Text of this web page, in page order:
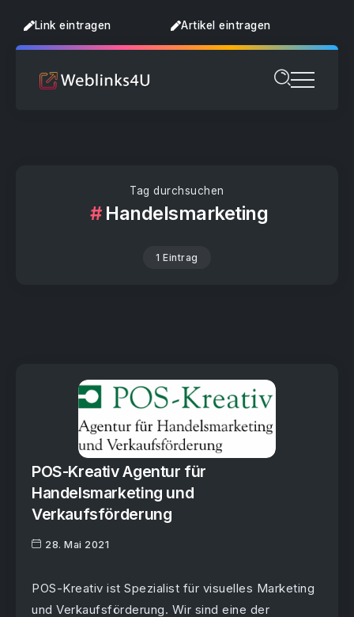
Link eintragen Artikel eintragen
Tag durchsuchen
Handelsmarketing
1 Eintrag
POS-Kreativ Agentur für
Handelsmarketing und
Verkaufsförderung
28. Mai 2021
POS-Kreativ ist Spezialist für visuelles Marketing
und Verkaufsförderung. Wir sind eine der